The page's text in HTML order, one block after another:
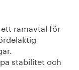
ett ramavtal för
stabilitet och